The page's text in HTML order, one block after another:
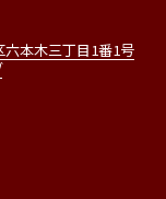
六本木三丁目1番1号